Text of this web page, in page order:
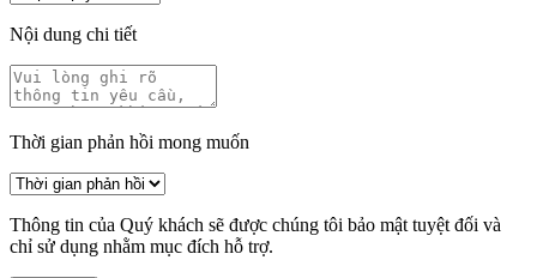
Nội dung chi tiết
Thời gian phản hồi mong muốn
Thông tin của Quý khách sẽ được chúng tôi bảo mật tuyệt đối và
chỉ sử dụng nhằm mục đích hỗ trợ.